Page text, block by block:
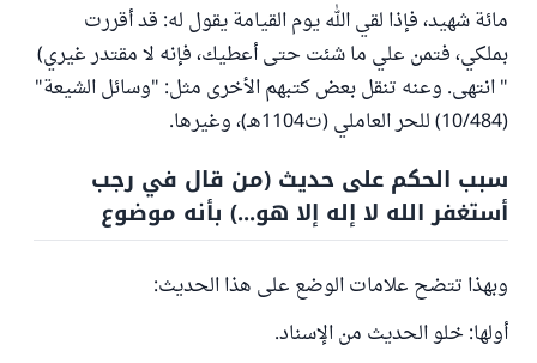
مائة شهيد، فإذا لقي الله يوم القيامة يقول له: قد أقررت
بملكي، فتمن علي ما شئت حتى أعطيك، فإنه لا مقتدر غيري)
" انتهى. وعنه تنقل بعض كتبهم الأخرى مثل: "وسائل الشيعة"
(10/484) للحر العاملي (ت1104هـ)، وغيرها.
سبب الحكم على حديث (من قال في رجب
أستغفر الله لا إله إلا هو...) بأنه موضوع
وبهذا تتضح علامات الوضع على هذا الحديث:
أولها: خلو الحديث من الإسناد.